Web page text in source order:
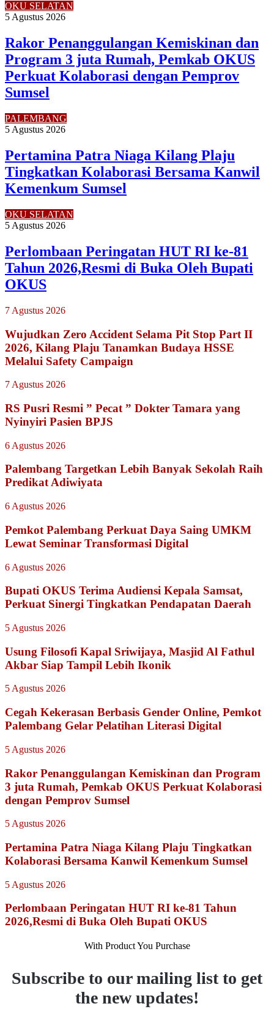
OKU SELATAN
5 Agustus 2026
Rakor Penanggulangan Kemiskinan dan
Program 3 juta Rumah, Pemkab OKUS
Perkuat Kolaborasi dengan Pemprov
Sumsel
PALEMBANG
5 Agustus 2026
Pertamina Patra Niaga Kilang Plaju
Tingkatkan Kolaborasi Bersama Kanwil
Kemenkum Sumsel
OKU SELATAN
5 Agustus 2026
Perlombaan Peringatan HUT RI ke-81
Tahun 2026,Resmi di Buka Oleh Bupati
OKUS
7 Agustus 2026
Wujudkan Zero Accident Selama Pit Stop Part II
2026, Kilang Plaju Tanamkan Budaya HSSE
Melalui Safety Campaign
7 Agustus 2026
RS Pusri Resmi ” Pecat ” Dokter Tamara yang
Nyinyiri Pasien BPJS
6 Agustus 2026
Palembang Targetkan Lebih Banyak Sekolah Raih
Predikat Adiwiyata
6 Agustus 2026
Pemkot Palembang Perkuat Daya Saing UMKM
Lewat Seminar Transformasi Digital
6 Agustus 2026
Bupati OKUS Terima Audiensi Kepala Samsat,
Perkuat Sinergi Tingkatkan Pendapatan Daerah
5 Agustus 2026
Usung Filosofi Kapal Sriwijaya, Masjid Al Fathul
Akbar Siap Tampil Lebih Ikonik
5 Agustus 2026
Cegah Kekerasan Berbasis Gender Online, Pemkot
Palembang Gelar Pelatihan Literasi Digital
5 Agustus 2026
Rakor Penanggulangan Kemiskinan dan Program
3 juta Rumah, Pemkab OKUS Perkuat Kolaborasi
dengan Pemprov Sumsel
5 Agustus 2026
Pertamina Patra Niaga Kilang Plaju Tingkatkan
Kolaborasi Bersama Kanwil Kemenkum Sumsel
5 Agustus 2026
Perlombaan Peringatan HUT RI ke-81 Tahun
2026,Resmi di Buka Oleh Bupati OKUS
With Product You Purchase
Subscribe to our mailing list to get
the new updates!